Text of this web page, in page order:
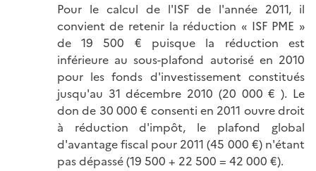
Pour le calcul de l'ISF de l'année 2011, il
convient de retenir la réduction « ISF PME »
de 19 500 € puisque la réduction est
inférieure au sous-plafond autorisé en 2010
pour les fonds d'investissement constitués
jusqu'au 31 décembre 2010 (20 000 € ). Le
don de 30 000 € consenti en 2011 ouvre droit
à réduction d'impôt, le plafond global
d'avantage fiscal pour 2011 (45 000 €) n'étant
pas dépassé (19 500 + 22 500 = 42 000 €).